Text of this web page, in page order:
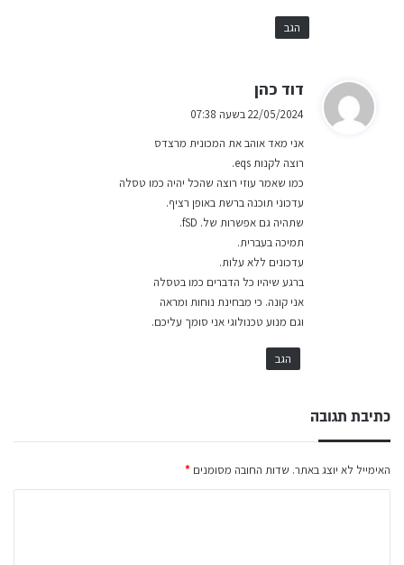
הגב
דוד כהן
ב
:
22/05/2024 בשעה 07:38
אני מאד אוהב את המכונית מרצדס
רוצה לקנות eqs.
כמו שאמר עוזי רוצה שהכל יהיה כמו טסלה
עדכוני תוכנה ברשת באופן רציף.
שתהיה גם אפשרות של. fSD.
תמיכה בעברית.
עדכונים ללא עלות.
ברגע שיהיו כל הדברים כמו בטסלה
אני קונה. כי מבחינת נוחות ומראה
וגם מנוע טכנולוגי אני סומך עליכם.
הגב
כתיבת תגובה
האימייל לא יוצג באתר. שדות החובה מסומנים *